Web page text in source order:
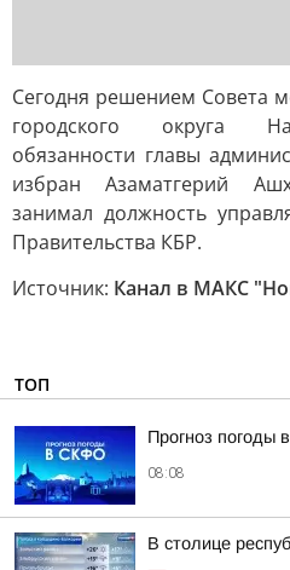
Сегодня решением Совета
городского округа
обязанности главы
избран Азаматгерий
занимал должность
Правительства КБР.
Источник: Канал в МАКС
ТОП
Прогноз погоды
08:08
В столице